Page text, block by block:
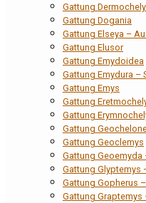
Gattung
Gattung Dogania
Gattung Elseya –
Gattung Elusor
Gattung Emydoidea
Gattung Emydura
Gattung Emys
Gattung
Gattung
Gattung
Gattung Geoclemys
Gattung Geoemyda
Gattung Glyptemys
Gattung Gopherus
Gattung